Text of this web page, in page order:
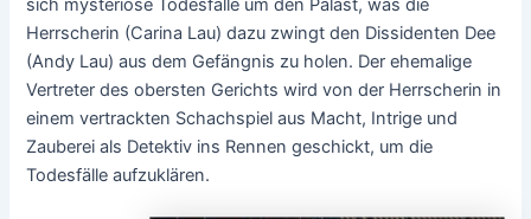
sich mysteriöse Todesfälle um den Palast, was die
Herrscherin (Carina Lau) dazu zwingt den Dissidenten Dee
(Andy Lau) aus dem Gefängnis zu holen. Der ehemalige
Vertreter des obersten Gerichts wird von der Herrscherin in
einem vertrackten Schachspiel aus Macht, Intrige und
Zauberei als Detektiv ins Rennen geschickt, um die
Todesfälle aufzuklären.